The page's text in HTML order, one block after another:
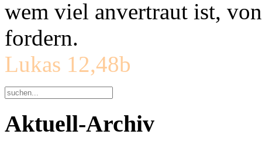
wem viel anvertraut ist,
fordern.
Lukas 12,48b
Aktuell-Archiv